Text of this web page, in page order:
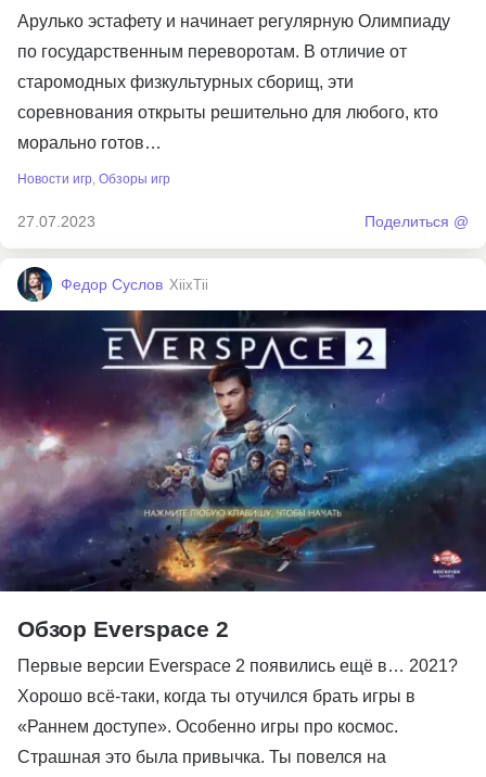
Арулько эстафету и начинает регулярную Олимпиаду
по государственным переворотам. В отличие от
старомодных физкультурных сборищ, эти
соревнования открыты решительно для любого, кто
морально готов…
Новости игр Обзоры игр
27.07.2023 Поделиться @
Федор Суслов XiixTii
Обзор Everspace 2
Первые версии Everspace 2 появились ещё в… 2021?
Хорошо всё-таки, когда ты отучился брать игры в
«Раннем доступе». Особенно игры про космос.
Страшная это была привычка. Ты повелся на